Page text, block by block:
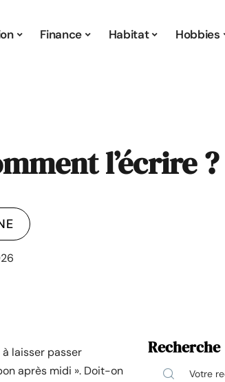
Finance Habitat Hobbies
l’écrire ?
laisser passer
après midi ». Doit-on
Recherche